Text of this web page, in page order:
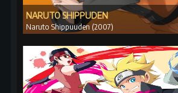
NARUTO SHIPPUDEN
Naruto Shippuuden (2007)